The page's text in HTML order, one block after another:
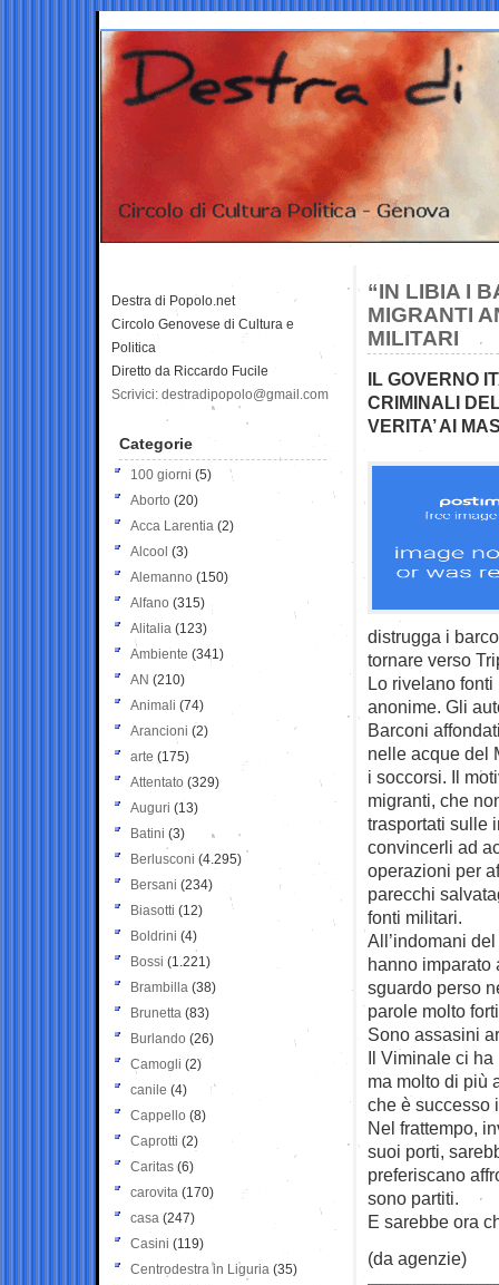
“IN LIBIA I
MIGRANTI
MILITARI
IL GOVERNO
CRIMINALI
VERITA’ AI
distrugga i
tornare verso
Lo rivelano
anonime. Gli
Barconi
nelle acque del
i soccorsi. Il
migranti, che
trasportati sulle
convincerli ad
operazioni per
parecchi
fonti militari.
All’indomani
hanno imparato
sguardo perso
parole molto
Sono assasini
Il Viminale ci ha
ma molto di più
che è successo
Nel frattempo,
suoi porti,
preferiscano
sono partiti.
E sarebbe ora
(da agenzie)
Destra di Popolo.net
Circolo Genovese di Cultura e
Politica
Diretto da Riccardo Fucile
Scrivici: destradipopolo@gmail.com
Categorie
100 giorni (5)
Aborto (20)
Acca Larentia (2)
Alcool (3)
Alemanno (150)
Alfano (315)
Alitalia (123)
Ambiente (341)
AN (210)
Animali (74)
Arancioni (2)
arte (175)
Attentato (329)
Auguri (13)
Batini (3)
Berlusconi (4.295)
Bersani (234)
Biasotti (12)
Boldrini (4)
Bossi (1.221)
Brambilla (38)
Brunetta (83)
Burlando (26)
Camogli (2)
canile (4)
Cappello (8)
Caprotti (2)
Caritas (6)
carovita (170)
casa (247)
Casini (119)
Centrodestra in Liguria (35)